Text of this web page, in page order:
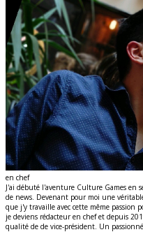
en chef
J'ai débuté l'aventure Culture Games en
de news. Devenant pour moi une
que j'y travaille avec cette même
je deviens rédacteur en chef et depuis
qualité de de vice-président. Un